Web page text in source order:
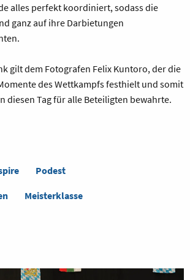
alles perfekt koordiniert, sodass die
ganz auf ihre Darbietungen
gilt dem Fotografen Felix Kuntoro, der die
des Wettkampfs festhielt und somit
diesen Tag für alle Beteiligten bewahrte.
Podest
Meisterklasse